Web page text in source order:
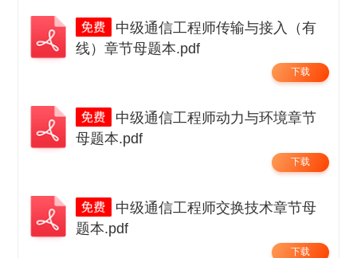
中级通信工程师传输与接入（有
线）章节母题本.pdf
下载
中级通信工程师动力与环境章节
母题本.pdf
下载
中级通信工程师交换技术章节母
题本.pdf
下载